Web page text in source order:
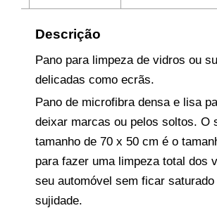
Descrição
Pano para limpeza de vidros ou
delicadas como ecrãs.
Pano de microfibra densa e lisa
deixar marcas ou pelos soltos. O
tamanho de 70 x 50 cm é o
para fazer uma limpeza total dos
seu automóvel sem ficar saturado
sujidade.